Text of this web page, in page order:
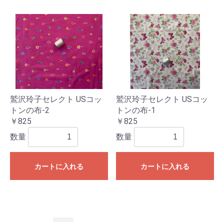
鷲沢玲子セレクト USコッ
トンの布-2
￥825
数量
カートに入れる
鷲沢玲子セレクト USコッ
トンの布-1
￥825
数量
カートに入れる